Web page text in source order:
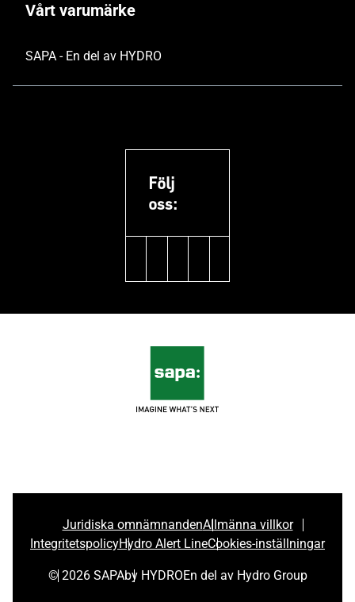
Vårt varumärke
SAPA - En del av HYDRO
Följ
oss:
Juridiska omnämnandenAllmänna villkor
IntegritetspolicyHydro Alert LineCookies-inställningar
© 2026 SAPAby HYDROEn del av Hydro Group